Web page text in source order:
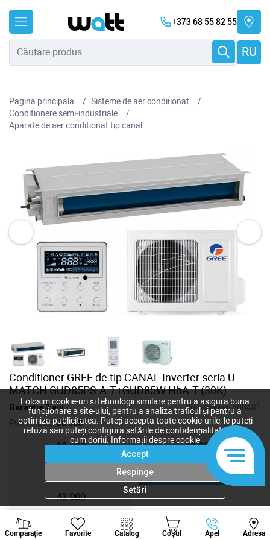
+373 68 55 82 55
RU
Pagina principala
Sisteme de aer condiționat
Conditionere semi-industriale
Aparate de aer conditionat tip canal
Conditioner GREE de tip CANAL Inverter seria U-
MATCH GUD85PS-A-T+GUD85W-HhA-T (30K)
Garanție 2 ani Cod produs:508481
Putere, BTU:30 000
12 000 18 000
30 000
42 000
Comparație Favorite Catalog Coșul Apel Adresa
Viber Whatsapp
Folosim cookie-uri și tehnologii similare pentru a asigura buna
funcționare a site-ului, pentru a analiza traficul și pentru a
optimiza publicitatea. Puteți accepta toate cookie-urile, le puteți
refuza sau puteți configura setările de confidențialitate după
cum doriți.
Informații despre cookie
Accept
Respinge
Setări